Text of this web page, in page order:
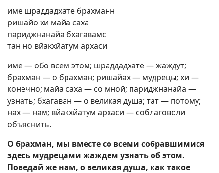
име шраддадхате брахманн
ришайо хи майа саха
париджнанайа бхагавамс
тан но вйакхйатум архаси
име — обо всем этом; шраддадхате — жаждут;
брахман — о брахман; ришайах — мудрецы; хи —
конечно; майа саха — со мной; париджнанайа —
узнать; бхагаван — о великая душа; тат — потому;
нах — нам; вйакхйатум архаси — соблаговоли
объяснить.
О брахман, мы вместе со всеми собравшимися
здесь мудрецами жаждем узнать об этом.
Поведай же нам, о великая душа, как такое